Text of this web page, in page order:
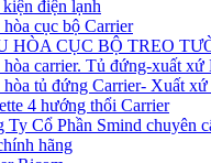
điện lạnh
cục bộ Carrier
HÒA CỤC BỘ TREO
carrier. Tủ đứng-xuất xứ
tủ đứng Carrier- Xuất
4 hướng thổi Carrier
Ty Cổ Phần Smind chuyên
hãng